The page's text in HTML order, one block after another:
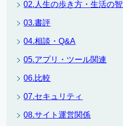
02.人生の歩き方・生活の
03.書評
04.相談・Q&A
05.アプリ・ツール関連
06.比較
07.セキュリティ
08.サイト運営関係